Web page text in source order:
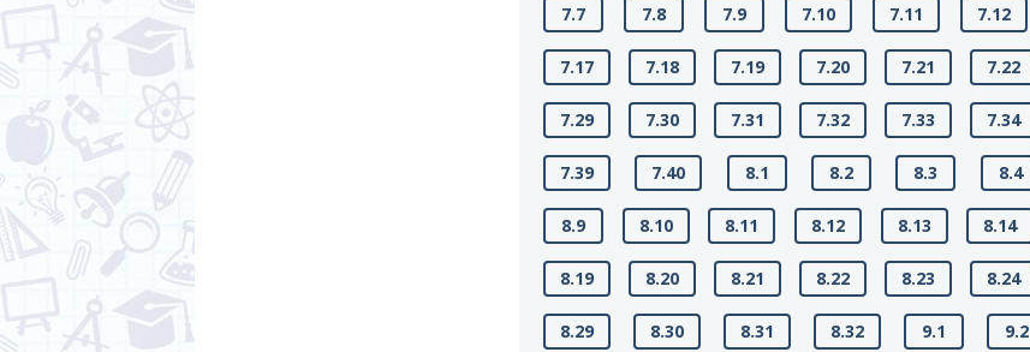
7.7 7.8 7.9 7.10 7.11 7.12
7.17 7.18 7.19 7.20 7.21 7.22
7.29 7.30 7.31 7.32 7.33 7.34
7.39 7.40 8.1 8.2 8.3 8.4
8.9 8.10 8.11 8.12 8.13 8.14
8.19 8.20 8.21 8.22 8.23 8.24
8.29 8.30 8.31 8.32 9.1 9.2